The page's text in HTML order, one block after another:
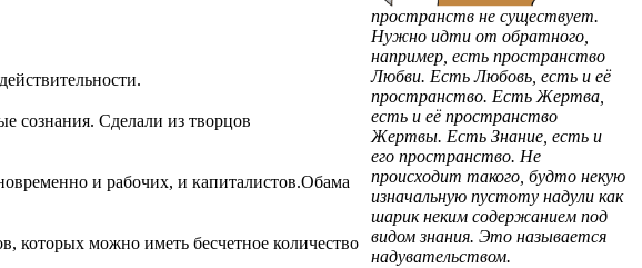
сознания. Сделали из творцов
и рабочих, и капиталистов.Обама
можно иметь бесчетное количество
пространств не существует.
Нужно идти от обратного,
например, есть пространство
Любви. Есть Любовь, есть и её
пространство. Есть Жертва,
есть и её пространство
Жертвы. Есть Знание, есть и
его пространство. Не
происходит такого, будто некую
изначальную пустоту надули как
шарик неким содержанием под
видом знания. Это называется
надувательством.